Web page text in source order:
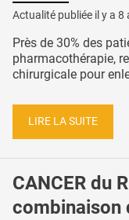
Actualité publiée il y a 8
Près de 30% des
pharmacothérapie,
chirurgicale pour
LIRE LA SUITE
CANCER du
combinaison